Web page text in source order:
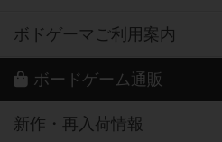
ボドゲーマご利用案内
ボードゲーム通販
新作・再入荷情報